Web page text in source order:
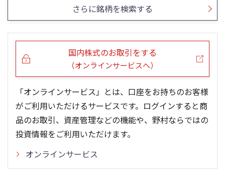
13週移動平均 26週移動平均 出来高(千)
0
5ヶ月移動平均 25ヶ月移動平均 出来高(百万)
0
さらに銘柄を検索する
国内株式のお取引をする
（オンラインサービスへ）
「オンラインサービス」とは、口座をお持ちのお客様
がご利用いただけるサービスです。ログインすると商
品のお取引、資産管理などの機能や、野村ならではの
投資情報をご利用いただけます。
オンラインサービス